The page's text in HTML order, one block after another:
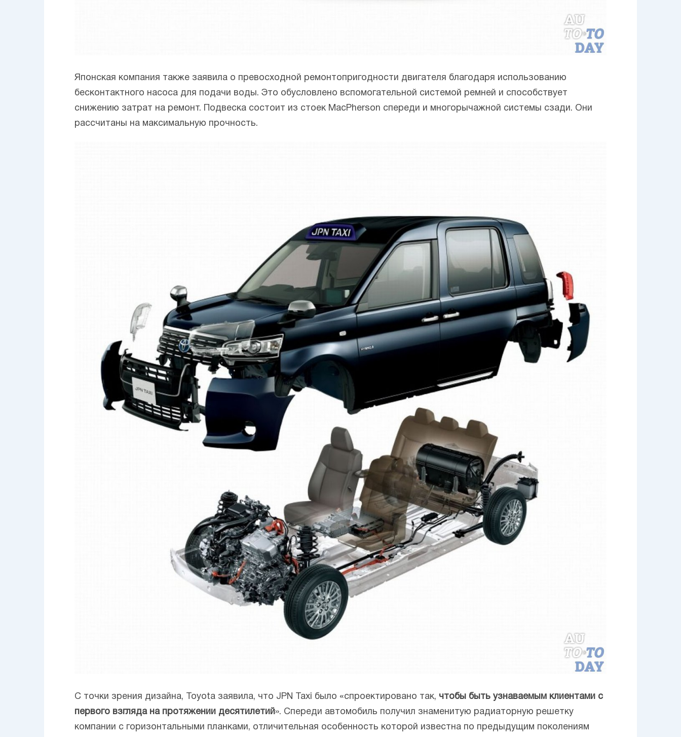
Японская компания также заявила о превосходной ремонтопригодности двигателя благодаря использованию
бесконтактного насоса для подачи воды. Это обусловлено вспомогательной системой ремней и способствует
снижению затрат на ремонт. Подвеска состоит из стоек MacPherson спереди и многорычажной системы сзади. Они
рассчитаны на максимальную прочность.
С точки зрения дизайна, Toyota заявила, что JPN Taxi было «спроектировано так, чтобы быть узнаваемым клиентами с
первого взгляда на протяжении десятилетий». Спереди автомобиль получил знаменитую радиаторную решетку
компании с горизонтальными планками, отличительная особенность которой известна по предыдущим поколениям